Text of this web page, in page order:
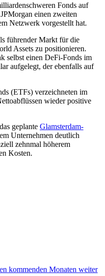
Fonds auf
einen zweiten
Netzwerk vorgestellt hat.
führender Markt für die
Assets zu positionieren.
selbst einen DeFi-Fonds im
aufgelegt, der ebenfalls auf
(ETFs) verzeichneten im
wieder positive
geplante Glamsterdam-
Unternehmen deutlich
zehnmal höherem
Kosten.
kommenden Monaten weiter